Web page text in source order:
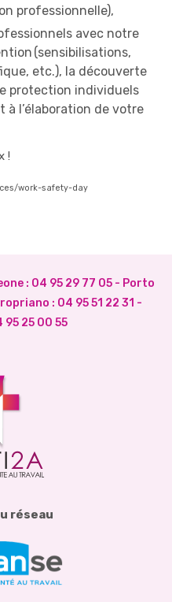
professionnelle),
avec notre
(sensibilisations,
etc.), la découverte
protection individuels
à l’élaboration de votre
!
work-safety-day
: 04 95 29 77 05- Porto
: 04 95 51 22 31 -
95 25 00 55
réseau